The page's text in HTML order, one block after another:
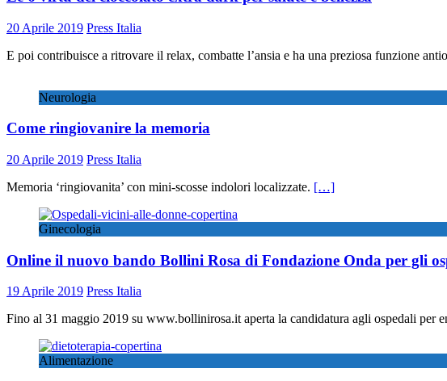
20 Aprile 2019 Press Italia
E poi contribuisce a ritrovare il relax, combatte l’ansia e ha una preziosa funzione
Neurologia
Come ringiovanire la memoria
20 Aprile 2019 Press Italia
Memoria ‘ringiovanita’ con mini-scosse indolori localizzate. […]
Ginecologia
Online il nuovo bando Bollini Rosa di Fondazione Onda per gli
19 Aprile 2019 Press Italia
Fino al 31 maggio 2019 su www.bollinirosa.it aperta la candidatura agli ospedali per
Alimentazione